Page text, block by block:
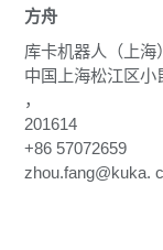
方舟
库卡机器人（上海
中国上海松江区小
，
201614
+86 57072659
zhou.fang@kuka.